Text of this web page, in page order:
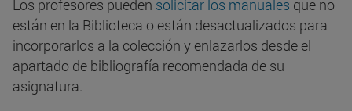
Los profesores pueden solicitar los manuales que no
están en la Biblioteca o están desactualizados para
incorporarlos a la colección y enlazarlos desde el
apartado de bibliografía recomendada de su
asignatura.